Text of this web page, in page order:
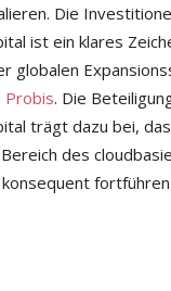
Die
ist ein klares
globalen
Probis. Die
trägt dazu bei,
des
fortführen